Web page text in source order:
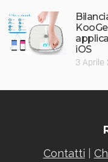
iOS
3 Aprile
Contatti